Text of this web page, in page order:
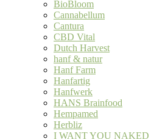
BioBloom
Cannabellum
Cantura
CBD Vital
Dutch Harvest
hanf & natur
Hanf Farm
Hanfartig
Hanfwerk
HANS Brainfood
Hempamed
Herbliz
I WANT YOU NAKED